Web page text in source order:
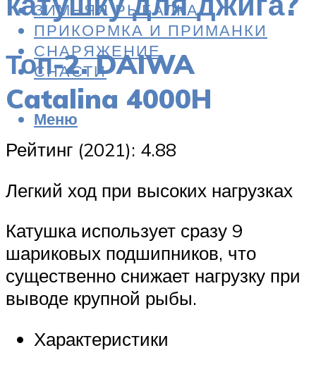
ЗИМНЯЯ РЫБАЛКА
ПРИКОРМКА И ПРИМАНКИ
СНАРЯЖЕНИЕ
СНАСТИ
Меню
Топ-2. DAIWA
Catalina 4000H
Рейтинг (2021): 4.88
Легкий ход при высоких нагрузках
Катушка использует сразу 9
шариковых подшипников, что
существенно снижает нагрузку при
выводе крупной рыбы.
Характеристики